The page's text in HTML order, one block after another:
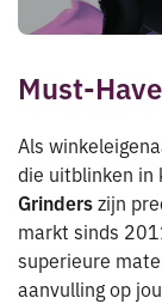
Must-
Als
die uitblinken in
Grinderszijn
markt sinds
superieure
aanvulling op